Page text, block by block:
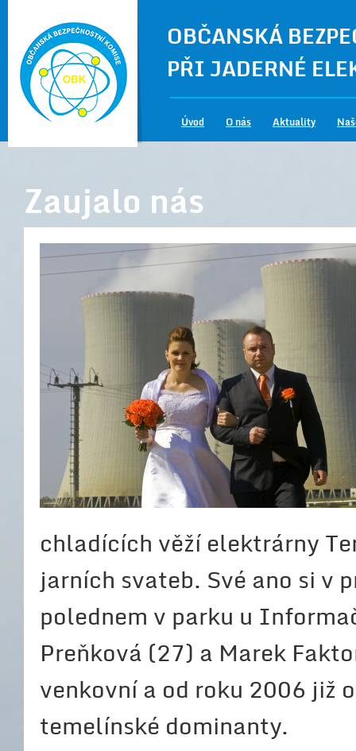
OBČANSKÁ
PŘI JADERNÉ
Úvod O nás Aktuality
Zaujalo nás
chladících věží elektrárny
jarních svateb. Své ano si v
polednem v parku u
Preňková (27) a Marek
venkovní a od roku 2006 již
temelínské dominanty.